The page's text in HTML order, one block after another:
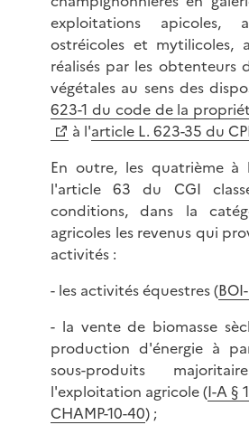
exploitations apicoles,
ostréicoles et mytilicoles,
réalisés par les obtenteurs
végétales au sens des
623-1 du code de la
à l'article L. 623-35 du
En outre, les quatrième à
l'article 63 du CGI
conditions, dans la
agricoles les revenus qui
activités :
- les activités équestres (
- la vente de biomasse
production d'énergie à
sous-produits
l'exploitation agricole (I-A §
CHAMP-10-40) ;